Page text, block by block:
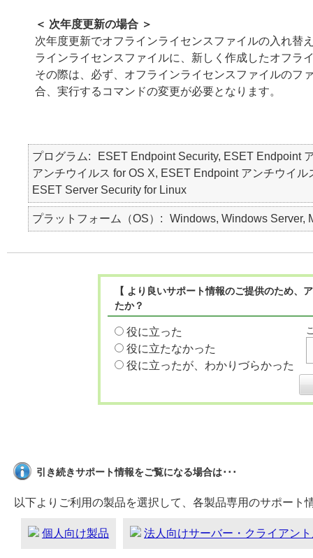
＜ 次年度更新の場合 ＞
次年度更新でオフラインライセンスファイルの入れ替
ラインライセンスファイルに、新しく作成したオフラ
その際は、必ず、オフラインライセンスファイルのフ
合、実行するコマンドの変更が必要となります。
プログラム
ESET Endpoint Security, ESET Endpoint
アンチウイルス for OS X, ESET Endpoint アンチウイ
ESET Server Security for Linux
プラットフォーム（OS） Windows, Windows Server,
【 より良いサポート情報のご提供のため
たか？
役に立った
役に立たなかった
役に立ったが、わかりづらかった
引き続きサポート情報をご覧になる場合は･･･
以下よりご利用の製品を選択して、各製品専用のサポート
個人向け製品 法人向けサーバー・クライアン